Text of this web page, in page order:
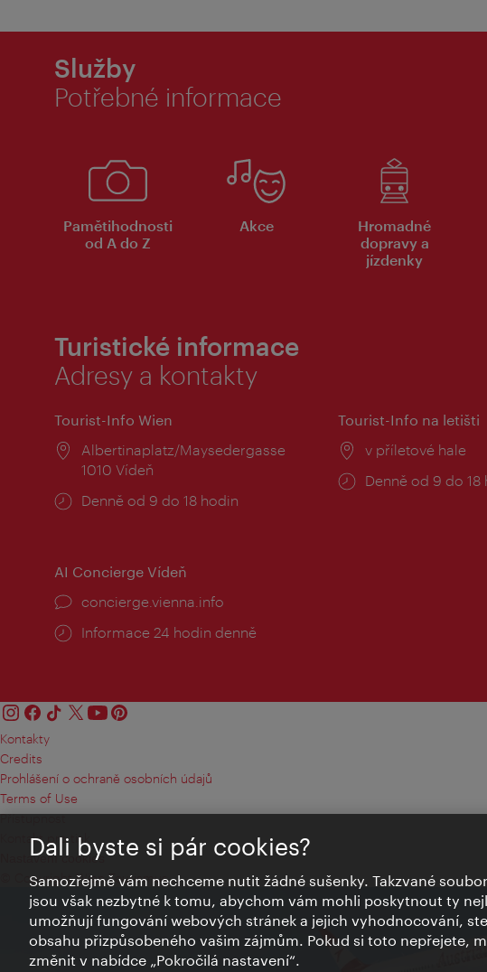
Služby
Potřebné informace
Pamětihodnosti
od A do Z
Akce
Hromadné
dopravy a
jízdenky
Turistické informace
Adresy a kontakty
Tourist-Info Wien
Místo:
Albertinaplatz/Maysedergasse
1010 Vídeň
Provozní
Denně od 9 do 18 hodin
Tourist-Info na letišti
Místo:
v příletové hale
Provozní
Denně od 9 do 18
AI Concierge Vídeň
concierge.vienna.info
Informace 24 hodin denně
Kontakty
Credits
Prohlášení o ochraně osobních údajů
Terms of Use
Přístupnost
Kontakt pro tisk
Nastavení cookies
© Copyright Wien Tourismus
Dali byste si pár cookies?
Samozřejmě vám nechceme nutit žádné sušenky. Takzvané
jsou však nezbytné k tomu, abychom vám mohli poskytnout ty
umožňují fungování webových stránek a jejich vyhodnocování,
obsahu přizpůsobeného vašim zájmům. Pokud si toto nepřejete,
změnit v nabídce „Pokročilá nastavení“.